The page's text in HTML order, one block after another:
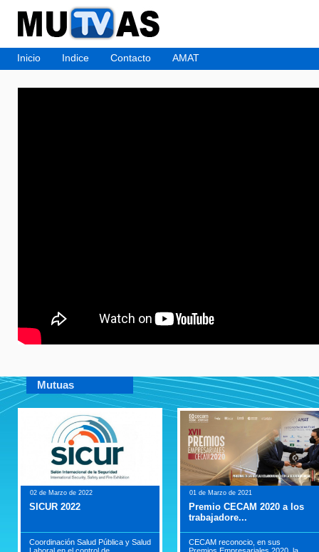
Inicio Indice Contacto AMAT
Mutuas
02 de Marzo de 2022
SICUR 2022
Coordinación Salud Pública y Salud
01 de Marzo de 2021
Premio CECAM 2020 a los
trabajadore...
CECAM reconocio, en sus